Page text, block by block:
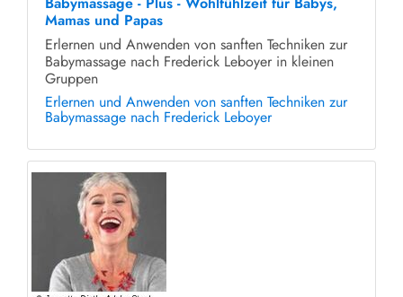
Mamas und Papas
Erlernen und Anwenden von sanften Techniken zur
Babymassage nach Frederick Leboyer in kleinen
Gruppen
Erlernen und Anwenden von sanften Techniken zur
Babymassage nach Frederick Leboyer